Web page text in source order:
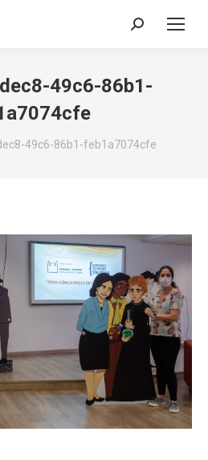
Search:
49c6-86b1-
49c6-86b1-feb1a7074cfe